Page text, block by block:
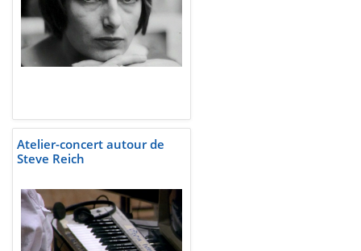
Atelier-concert autour de
Steve Reich